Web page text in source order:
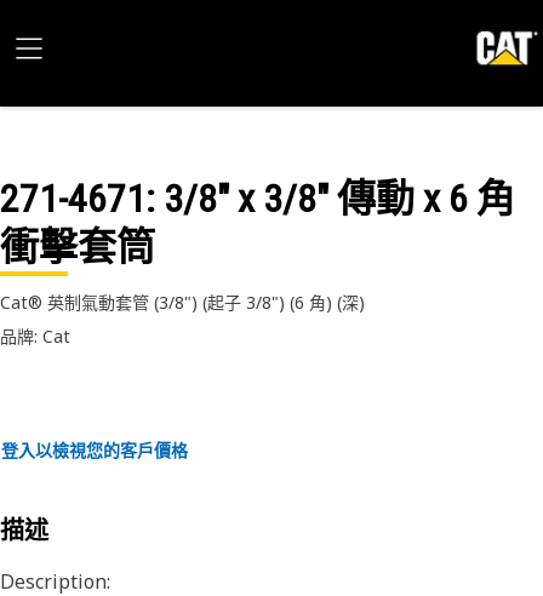
271-4671: 3/8" x 3/8" 傳動 x 6 角
衝擊套筒
Cat® 英制氣動套管 (3/8") (起子 3/8") (6 角) (深)
品牌: Cat
登入以檢視您的客戶價格
描述
Description: